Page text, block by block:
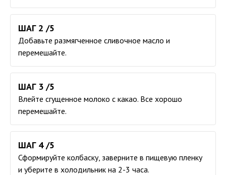
ШАГ 2 /5
Добавьте размягченное сливочное масло и
перемешайте.
ШАГ 3 /5
Влейте сгущенное молоко с какао. Все хорошо
перемешайте.
ШАГ 4 /5
Сформируйте колбаску, заверните в пищевую пленку
и уберите в холодильник на 2-3 часа.